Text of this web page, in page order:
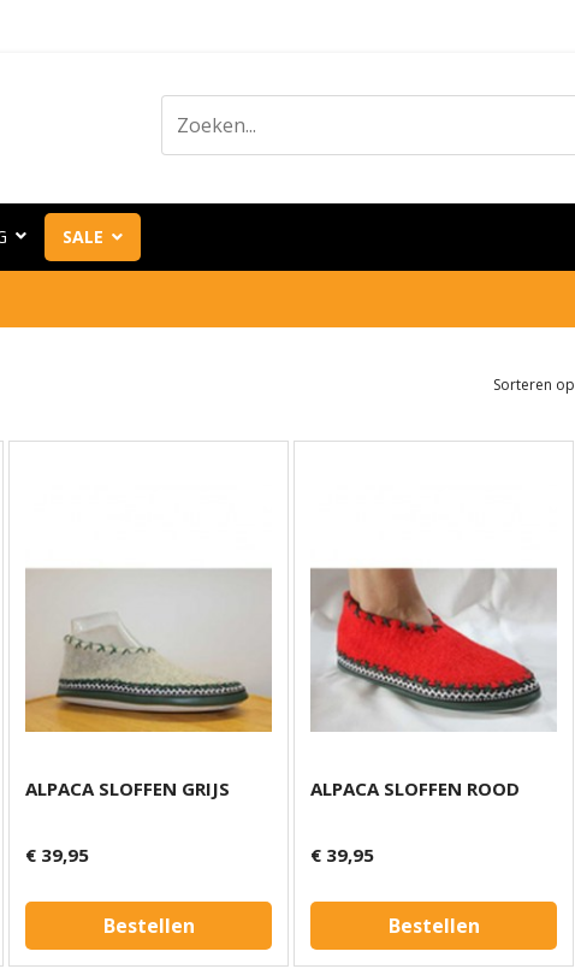
SALE
Sorteren op
ALPACA SLOFFEN GRIJS
€ 39,95
Bestellen
ALPACA SLOFFEN ROOD
€ 39,95
Bestellen